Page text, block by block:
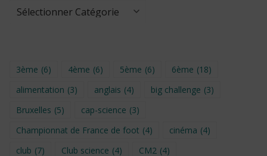
3ème (6) 4ème (6) 5ème (6) 6ème (18)
alimentation (3) anglais (4) big challenge (3)
Bruxelles (5) cap-science (3)
Championnat de France de foot (4) cinéma (4)
club (7) Club science (4) CM2 (4)